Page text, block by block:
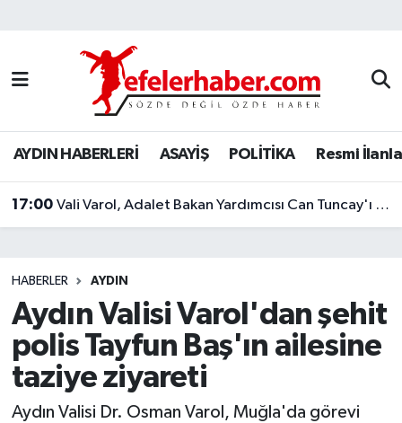
AYDIN HABERLERİ ASAYİŞ POLİTİKA Resmi
17:00 Vali Varol, Adalet Bakan Yardımcısı Can Tuncay'ı ağırladı
HABERLER AYDIN
Aydın Valisi Varol'dan şehit
polis Tayfun Baş'ın ailesine
taziye ziyareti
Aydın Valisi Dr. Osman Varol, Muğla'da görevi
Nöbetçi Eczaneler
Hava Durumu
Aydin Namaz Vakitleri
Trafik Durumu
Son Dakika Haberleri
Haber Arşivi